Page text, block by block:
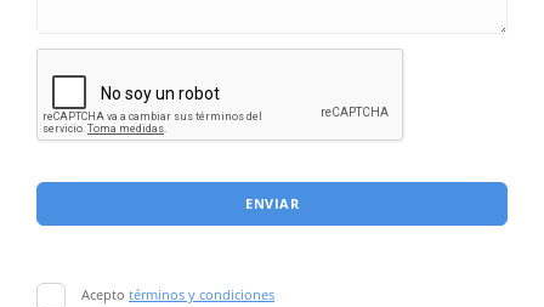
ENVIAR
Acepto términos y condiciones